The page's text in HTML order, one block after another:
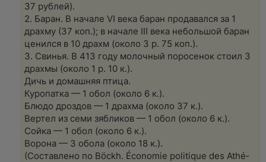
37 руб­лей).
2. Баран. В нача­ле VI века баран про­да­вал­ся за 1
драх­му (37 коп.); в нача­ле III века неболь­шой баран
ценил­ся в 10 драхм (око­ло 3 р. 75 коп.).
3. Сви­нья. В 413 году молоч­ный поро­се­нок сто­ил 3
драх­мы (око­ло 1 р. 10 к.).
Дичь и домаш­няя пти­ца.
Куро­пат­ка — 1 обол (око­ло 6 к.).
Блюдо дроздов — 1 драх­ма (око­ло 37 к.).
Вер­тел из семи зяб­ли­ков — 1 обол (око­ло 6 к.).
Сой­ка — 1 обол (око­ло 6 к.).
Воро­на — 3 обо­ла (око­ло 18 к.).
(Состав­ле­но по Böckh. Éco­no­mie po­li­ti­que des At­hé­